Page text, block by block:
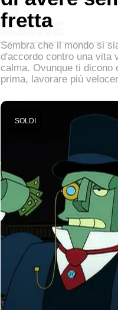
fretta
Sembra che il mondo si
d'accordo contro una vita
calma. Ovunque ti dicono
prima, lavorare più
SOLDI